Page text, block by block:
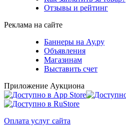
Отзывы и рейтинг
Реклама на сайте
Баннеры на Ау.ру
Объявления
Магазинам
Выставить счет
Приложение Аукциона
Оплата услуг сайта